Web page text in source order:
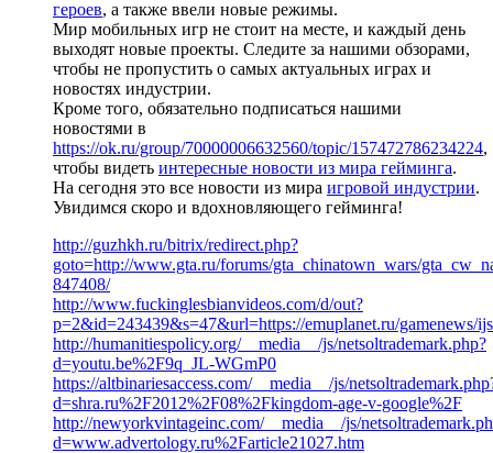
героев, а также ввели новые режимы.
Мир мобильных игр не стоит на месте, и каждый день
выходят новые проекты. Следите за нашими обзорами,
чтобы не пропустить о самых актуальных играх и
новостях индустрии.
Кроме того, обязательно подписаться нашими
новостями в
https://ok.ru/group/70000006632560/topic/157472786234224,
чтобы видеть интересные новости из мира гейминга.
На сегодня это все новости из мира игровой индустрии.
Увидимся скоро и вдохновляющего гейминга!
http://guzhkh.ru/bitrix/redirect.php?
goto=http://www.gta.ru/forums/gta_chinatown_wars/
847408/
http://www.fuckinglesbianvideos.com/d/out?
p=2&id=243439&s=47&url=https://emuplanet.ru/gamenews/
http://humanitiespolicy.org/__media__/js/netsoltrademark.php?
d=youtu.be%2F9q_JL-WGmP0
https://altbinariesaccess.com/__media__/js/
d=shra.ru%2F2012%2F08%2Fkingdom-age-v-google%2F
http://newyorkvintageinc.com/__media__/js/
d=www.advertology.ru%2Farticle21027.htm